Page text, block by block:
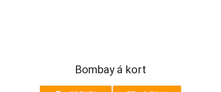
Bombay á kort